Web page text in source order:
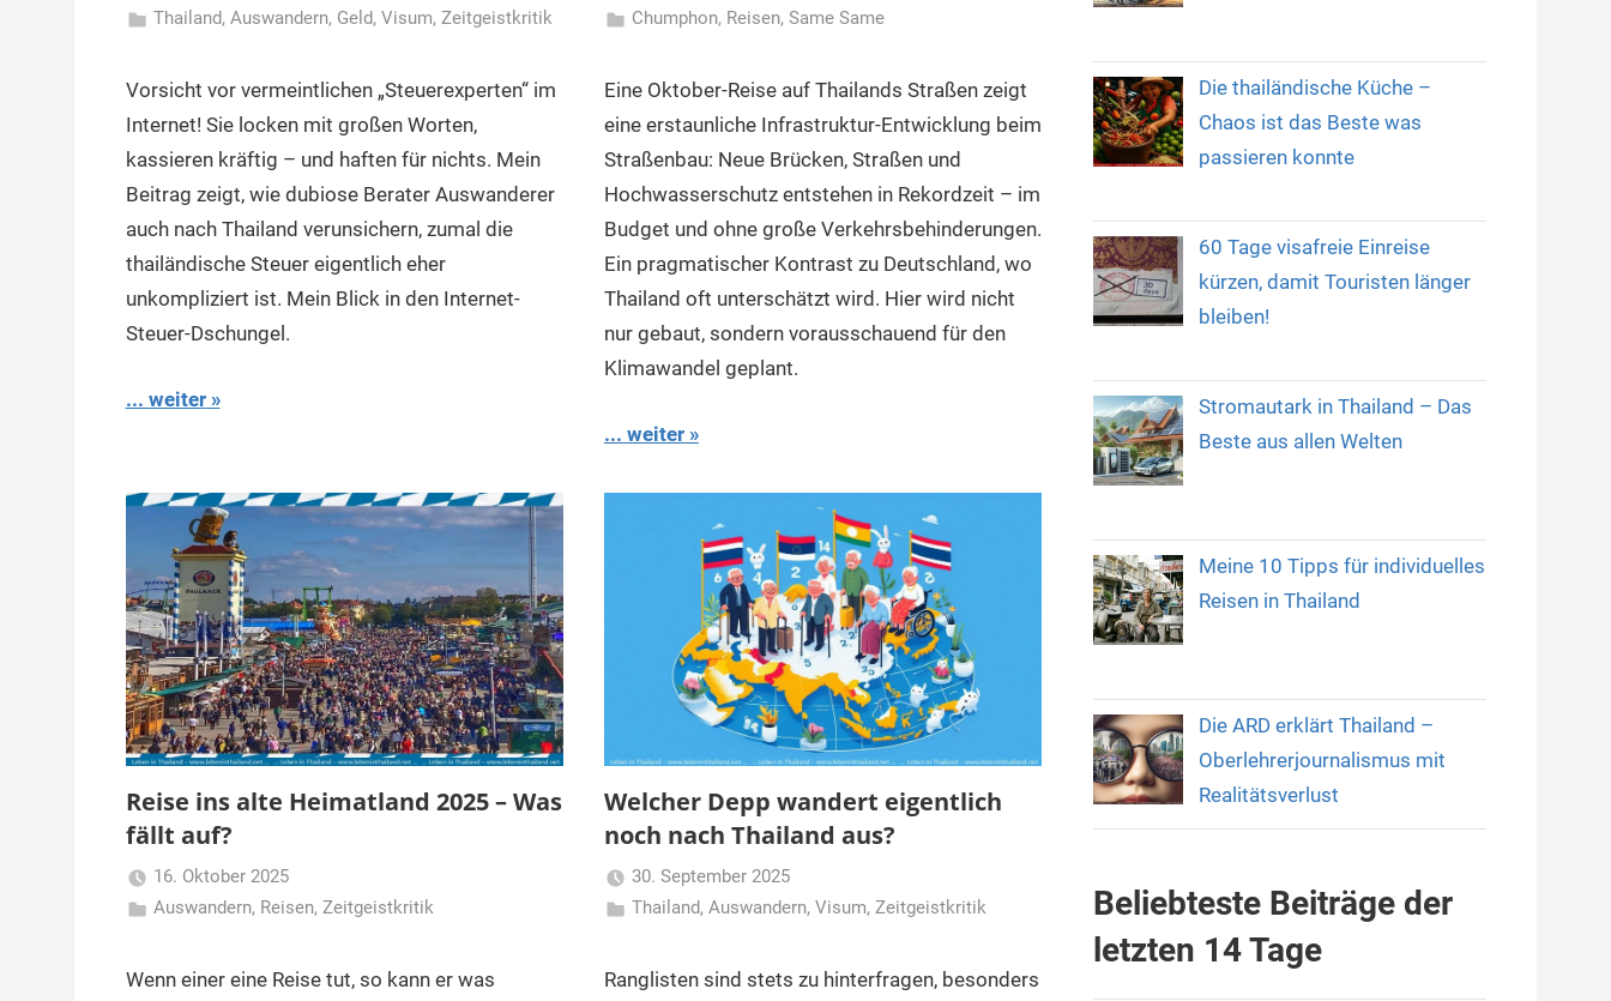
Matt
Thailand, Auswandern, Geld, Visum, Zeitgeistkritik
Vorsicht vor vermeintlichen „Steuerexperten“ im
Internet! Sie locken mit großen Worten,
kassieren kräftig – und haften für nichts. Mein
Beitrag zeigt, wie dubiose Berater Auswanderer
auch nach Thailand verunsichern, zumal die
thailändische Steuer eigentlich eher
unkompliziert ist. Mein Blick in den Internet-
Steuer-Dschungel.
... weiter
Matt
Chumphon, Reisen,Same Same
Eine Oktober-Reise auf Thailands Straßen zeigt
eine erstaunliche Infrastruktur-Entwicklung beim
Straßenbau: Neue Brücken, Straßen und
Hochwasserschutz entstehen in Rekordzeit – im
Budget und ohne große Verkehrsbehinderungen.
Ein pragmatischer Kontrast zu Deutschland, wo
Thailand oft unterschätzt wird. Hier wird nicht
nur gebaut, sondern vorausschauend für den
Klimawandel geplant.
... weiter
Reise ins alte Heimatland 2025 – Was
fällt auf?
16. Oktober 2025
Matt
Auswandern, Reisen, Zeitgeistkritik
Wenn einer eine Reise tut, so kann er was
Welcher Depp wandert eigentlich
noch nach Thailand aus?
30. September 2025
Matt
Thailand,Auswandern,Visum,Zeitgeistkritik
Ranglisten sind stets zu hinterfragen, besonders
Die thailändische Küche –
Chaos ist das Beste was
passieren konnte
60 Tage visafreie Einreise
kürzen, damit Touristen länger
bleiben!
Stromautark in Thailand – Das
Beste aus allen Welten
Meine 10 Tipps für individuelles
Reisen in Thailand
Die ARD erklärt Thailand –
Oberlehrerjournalismus mit
Realitätsverlust
Beliebteste Beiträge der
letzten 14 Tage